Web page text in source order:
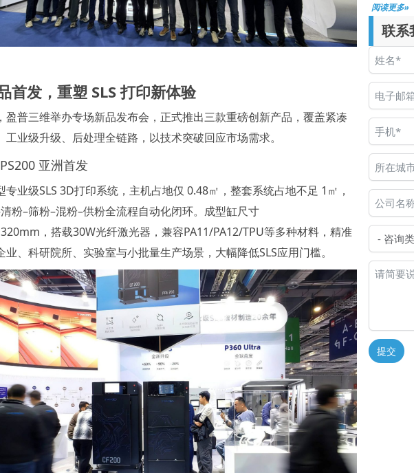
首发，重塑 SLS 打印新体验
盈普三维举办专场新品发布会，正式推出三款重磅创新产品，覆盖紧凑
工业级升级、后处理全链路，以技术突破回应市场需求。
亚洲首发
专业级SLS 3D打印系统，主机占地仅 0.48㎡，整套系统占地不足 1㎡，
粉–筛粉–混粉–供粉全流程自动化闭环。成型缸尺寸
，搭载30W光纤激光器，兼容PA11/PA12/TPU等多种材料，精准
业、科研院所、实验室与小批量生产场景，大幅降低SLS应用门槛。
阅读更多»
联系
提交